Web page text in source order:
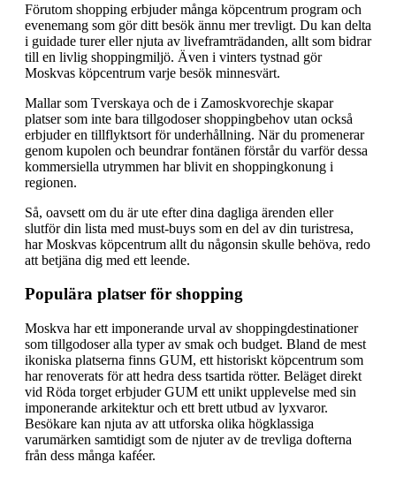
Förutom shopping erbjuder många köpcentrum program och
evenemang som gör ditt besök ännu mer trevligt. Du kan delta
i guidade turer eller njuta av liveframträdanden, allt som bidrar
till en livlig shoppingmiljö. Även i vinters tystnad gör
Moskvas köpcentrum varje besök minnesvärt.
Mallar som Tverskaya och de i Zamoskvorechje skapar
platser som inte bara tillgodoser shoppingbehov utan också
erbjuder en tillflyktsort för underhållning. När du promenerar
genom kupolen och beundrar fontänen förstår du varför dessa
kommersiella utrymmen har blivit en shoppingkonung i
regionen.
Så, oavsett om du är ute efter dina dagliga ärenden eller
slutför din lista med must-buys som en del av din turistresa,
har Moskvas köpcentrum allt du någonsin skulle behöva, redo
att betjäna dig med ett leende.
Populära platser för shopping
Moskva har ett imponerande urval av shoppingdestinationer
som tillgodoser alla typer av smak och budget. Bland de mest
ikoniska platserna finns GUM, ett historiskt köpcentrum som
har renoverats för att hedra dess tsartida rötter. Beläget direkt
vid Röda torget erbjuder GUM ett unikt upplevelse med sin
imponerande arkitektur och ett brett utbud av lyxvaror.
Besökare kan njuta av att utforska olika högklassiga
varumärken samtidigt som de njuter av de trevliga dofterna
från dess många kaféer.